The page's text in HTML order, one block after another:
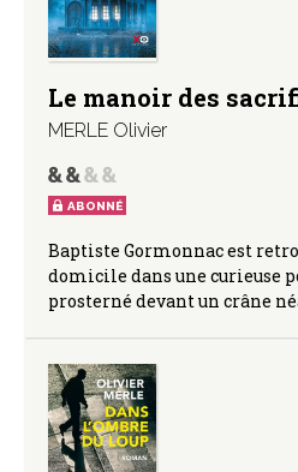
Le manoir des
MERLE Olivier
ABONNÉ
Baptiste Gormonnac est
domicile dans une curieuse
prosterné devant un crâne